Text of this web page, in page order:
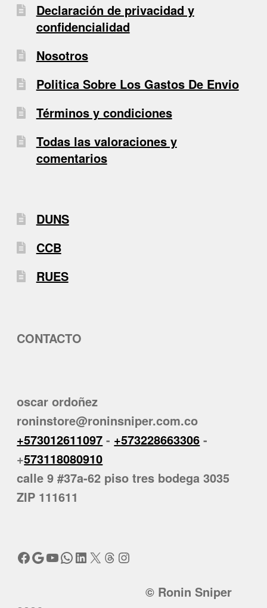
Declaración de privacidad y
confidencialidad
Nosotros
Politica Sobre Los Gastos De Envio
Términos y condiciones
Todas las valoraciones y
comentarios
DUNS
CCB
RUES
CONTACTO
oscar ordoñez
roninstore@roninsniper.com.co
+573012611097 - +573228663306 -
+573118080910
calle 9 #37a-62 piso tres bodega 3035
ZIP 111611
Facebook
Google
YouTube
WhatsApp
LinkedIn
X Threads
Instagram
© Ronin Sniper